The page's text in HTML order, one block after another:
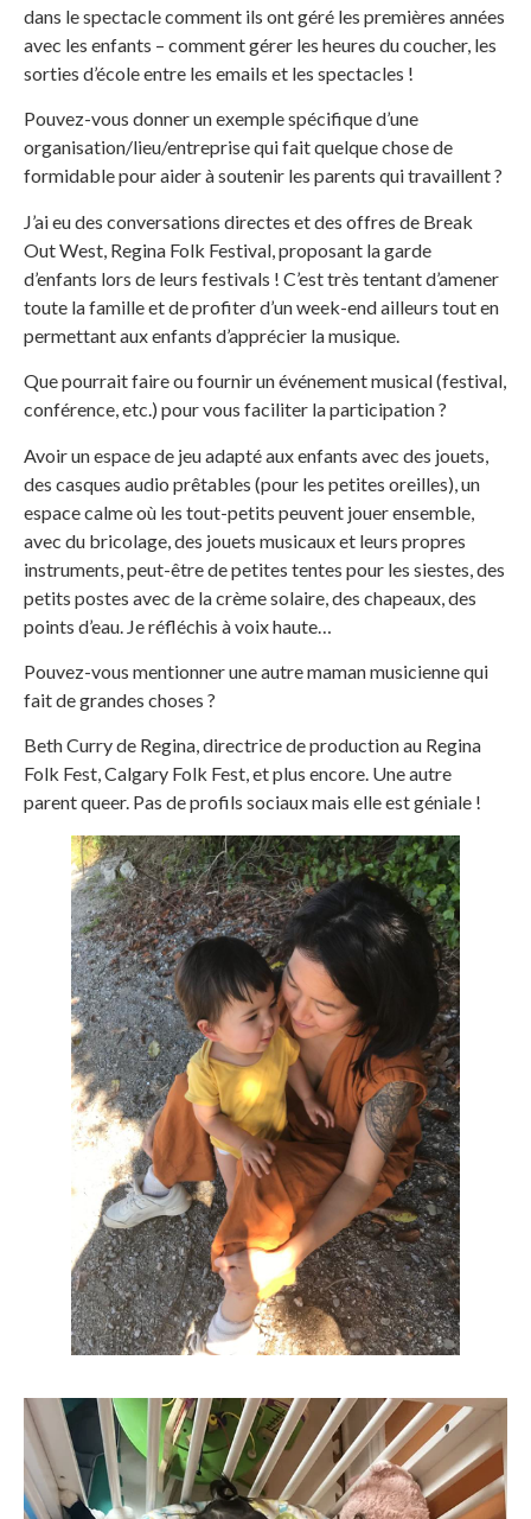
dans le spectacle comment ils ont géré les premières années
avec les enfants – comment gérer les heures du coucher, les
sorties d’école entre les emails et les spectacles !
Pouvez-vous donner un exemple spécifique d’une
organisation/lieu/entreprise qui fait quelque chose de
formidable pour aider à soutenir les parents qui travaillent ?
J’ai eu des conversations directes et des offres de Break
Out West, Regina Folk Festival, proposant la garde
d’enfants lors de leurs festivals ! C’est très tentant d’amener
toute la famille et de profiter d’un week-end ailleurs tout en
permettant aux enfants d’apprécier la musique.
Que pourrait faire ou fournir un événement musical (festival,
conférence, etc.) pour vous faciliter la participation ?
Avoir un espace de jeu adapté aux enfants avec des jouets,
des casques audio prêtables (pour les petites oreilles), un
espace calme où les tout-petits peuvent jouer ensemble,
avec du bricolage, des jouets musicaux et leurs propres
instruments, peut-être de petites tentes pour les siestes, des
petits postes avec de la crème solaire, des chapeaux, des
points d’eau. Je réfléchis à voix haute…
Pouvez-vous mentionner une autre maman musicienne qui
fait de grandes choses ?
Beth Curry de Regina, directrice de production au Regina
Folk Fest, Calgary Folk Fest, et plus encore. Une autre
parent queer. Pas de profils sociaux mais elle est géniale !